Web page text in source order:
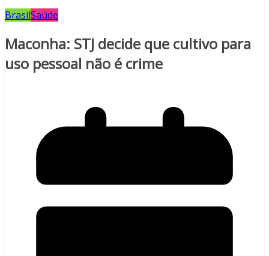
BrasilSaúde
Maconha: STJ decide que cultivo para
uso pessoal não é crime